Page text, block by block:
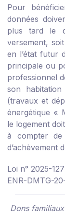
Pour
données
plus tard le
versement,
en l’état futur
principale ou
professionnel
son
(travaux et
énergétique «
le logement
à compter de
d’achèvement
Loi n° 2025-
ENR-DMTG-
Dons